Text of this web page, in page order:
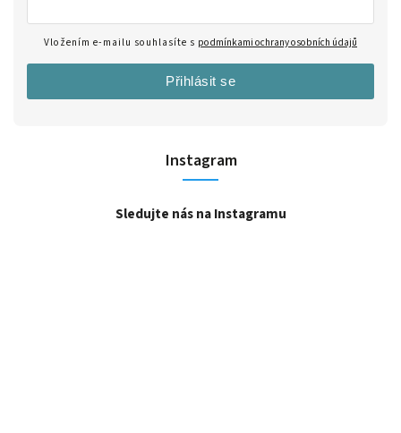
Instagram
Sledujte nás na Instagramu
Vložením e-mailu souhlasíte s podmínkami ochrany osobních údajů
Přihlásit se